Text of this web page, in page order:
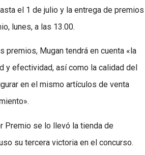
el 1 de julio y la entrega de premios
lunes, a las 13.00.
premios, Mugan tendrá en cuenta «la
y efectividad, así como la calidad del
en el mismo artículos de venta
Premio se lo llevó la tienda de
su tercera victoria en el concurso.